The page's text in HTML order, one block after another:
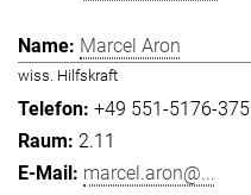
Marcel Aron
wiss. Hilfskraft
+49 551-5176-375
2.11
marcel.aron@...